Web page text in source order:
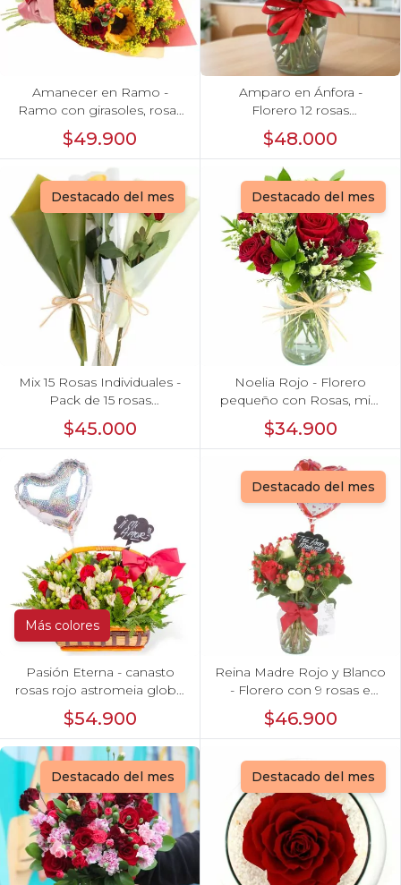
Amanecer en Ramo -
Ramo con girasoles, rosas
rojo e hypericum
$49.900
Amparo en Ánfora -
Florero 12 rosas
ecuatorianas rojo
$48.000
Destacado del mes
Mix 15 Rosas Individuales -
Pack de 15 rosas
individuales de colores
surtidos envueltas en
papel.
$45.000
Destacado del mes
Noelia Rojo - Florero
pequeño con Rosas, mini
rosas, mini claveles y
limonium
$34.900
Más colores
Pasión Eterna - canasto
rosas rojo astromeia globo
$54.900
Destacado del mes
Reina Madre Rojo y Blanco
- Florero con 9 rosas e
hypericum, globo y pizarra
$46.900
Destacado del mes Destacado del mes